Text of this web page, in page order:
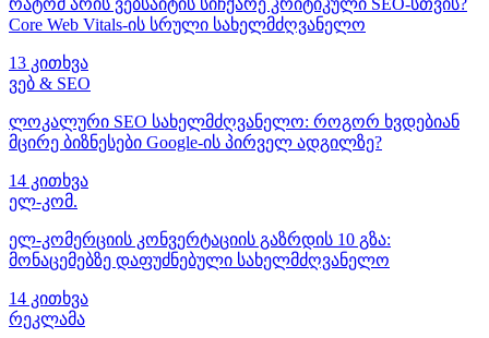
რატომ არის ვებსაიტის სიჩქარე კრიტიკული SEO-სთვის?
Core Web Vitals-ის სრული სახელმძღვანელო
13 კითხვა
ვებ & SEO
ლოკალური SEO სახელმძღვანელო: როგორ ხვდებიან
მცირე ბიზნესები Google-ის პირველ ადგილზე?
14 კითხვა
ელ-კომ.
ელ-კომერციის კონვერტაციის გაზრდის 10 გზა:
მონაცემებზე დაფუძნებული სახელმძღვანელო
14 კითხვა
რეკლამა